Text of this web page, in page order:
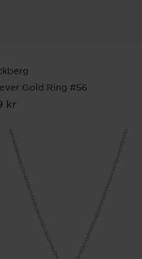
Gold Ring #56
:599 kr
kr